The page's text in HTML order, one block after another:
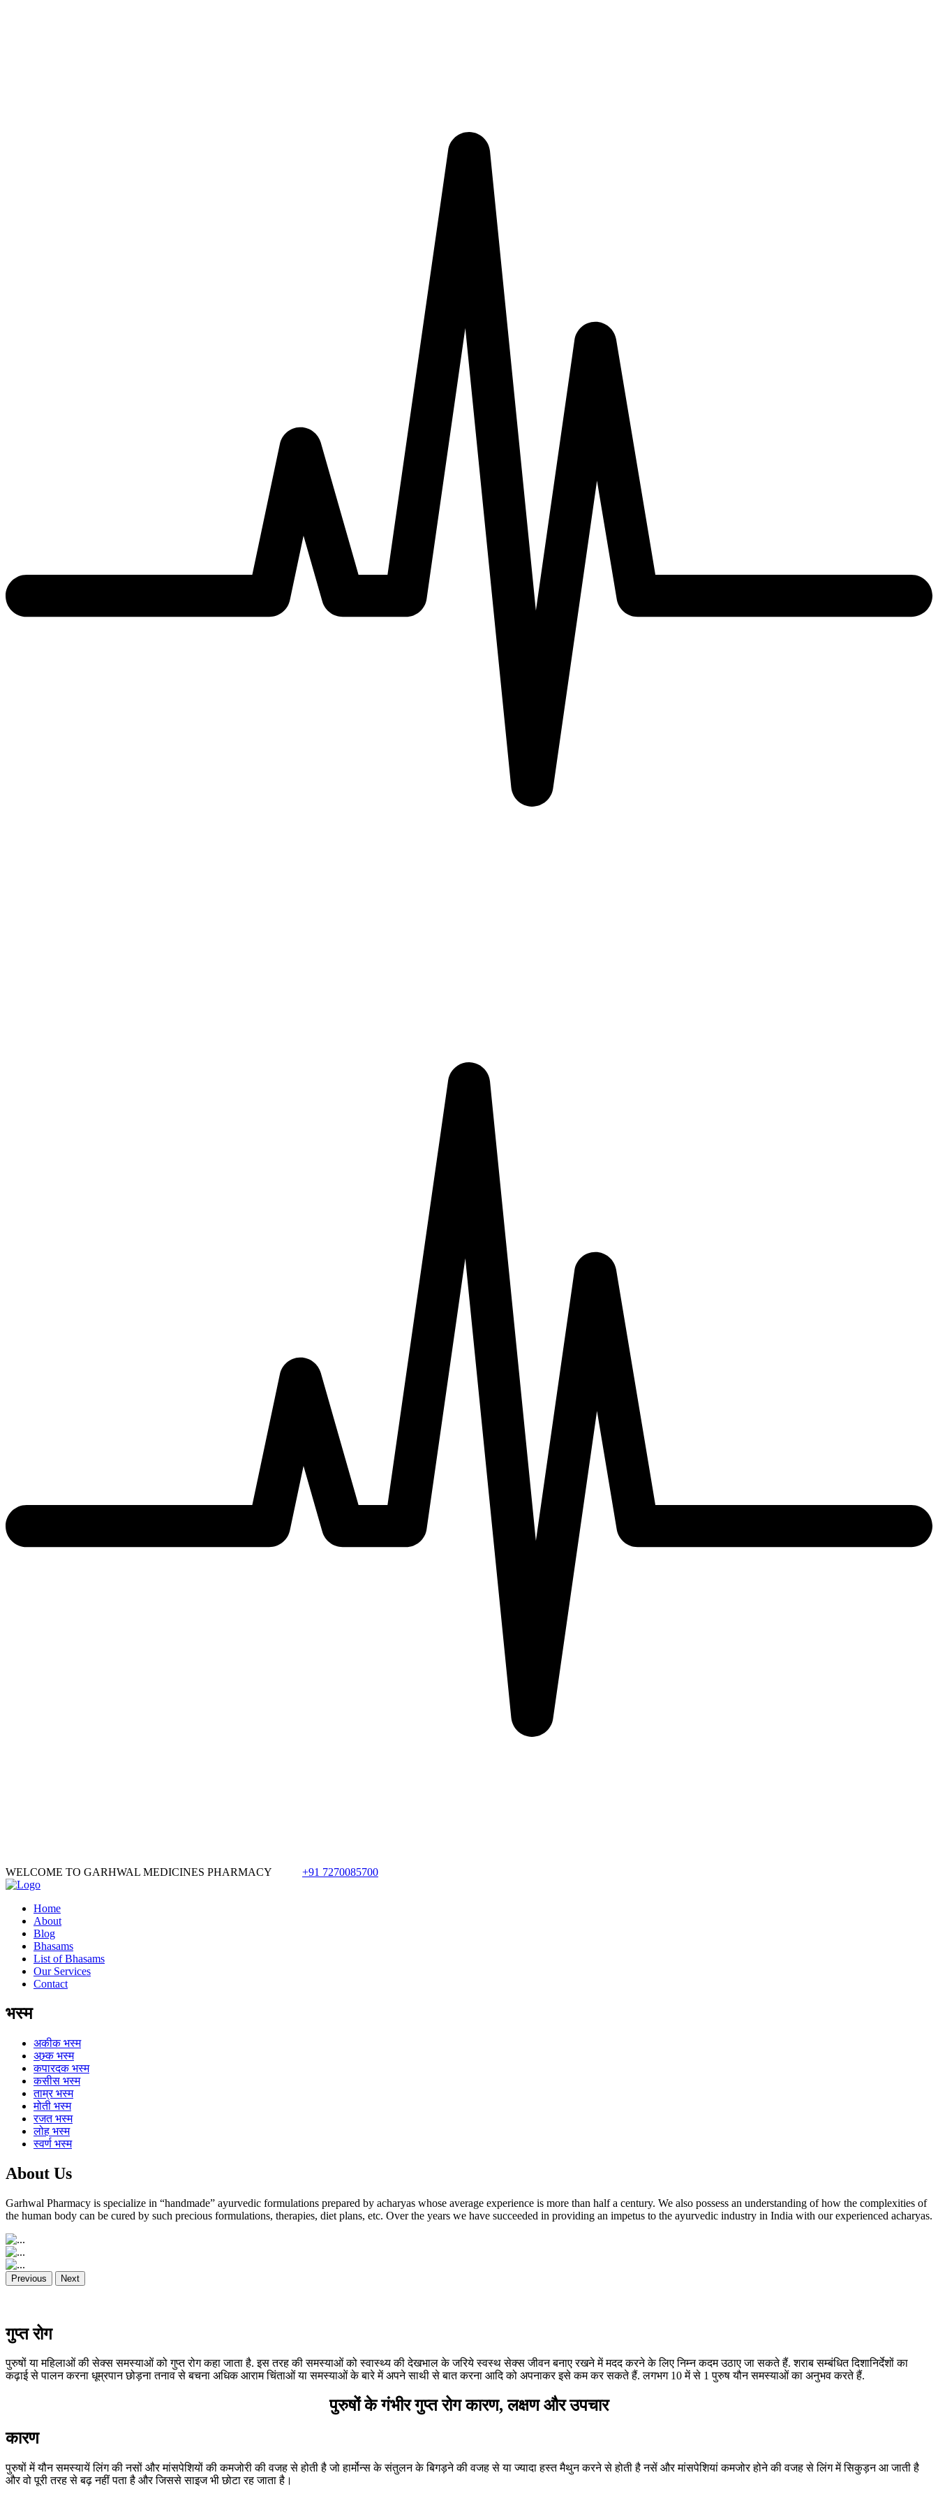
WELCOME TO GARHWAL MEDICINES PHARMACY +91 7270085700
Home
About
Blog
Bhasams
List of Bhasams
Our Services
Contact
भस्म
अकीकभस्म
अभ्र्क भस्म
कपारदक भस्म
कसीस भस्म
ताम्र भस्म
मोती भस्म
रजत भस्म
लोह भस्म
स्वर्ण भस्म
About Us
Garhwal Pharmacy is specialize in “handmade” ayurvedic formulations prepared by acharyas whose average experience is more than half a century. We also possess an understanding of how the complexities of
the human body can be cured by such precious formulations, therapies, diet plans, etc. Over the years we have succeeded in providing an impetus to the ayurvedic industry in India with our experienced acharyas.
Previous Next
गुप्त रोग
पुरुषों या महिलाओं की सेक्स समस्याओं को गुप्त रोग कहा जाता है. इस तरह की समस्याओं को स्वास्थ्य की देखभाल के जरिये स्वस्थ सेक्स जीवन बनाए रखने में मदद करने के लिए निम्न कदम उठाए जा सकते हैं. शराब सम्बंधित दिशानिर्देशों का
कढ़ाई से पालन करना धूम्रपान छोड़ना तनाव से बचना अधिक आराम चिंताओं या समस्याओं के बारे में अपने साथी से बात करना आदि को अपनाकर इसे कम कर सकते हैं. लगभग 10 में से 1 पुरुष यौन समस्याओं का अनुभव करते हैं.
पुरुषों के गंभीर गुप्त रोग कारण, लक्षण और उपचार
कारण
पुरुषों में यौन समस्यायें लिंग की नसों और मांसपेशियों की कमजोरी की वजह से होती है जो हार्मोन्स के संतुलन के बिगड़ने की वजह से या ज्यादा हस्त मैथुन करने से होती है नसें और मांसपेशियां कमजोर होने की वजह से लिंग में सिकुड़न आ जाती है
और वो पूरी तरह से बढ़ नहीं पता है और जिससे साइज भी छोटा रह जाता है।